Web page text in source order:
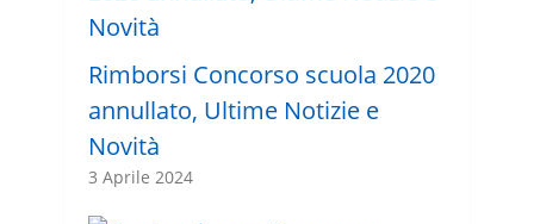
Rimborsi Concorso scuola 2020
annullato, Ultime Notizie e
Novità
3 Aprile 2024